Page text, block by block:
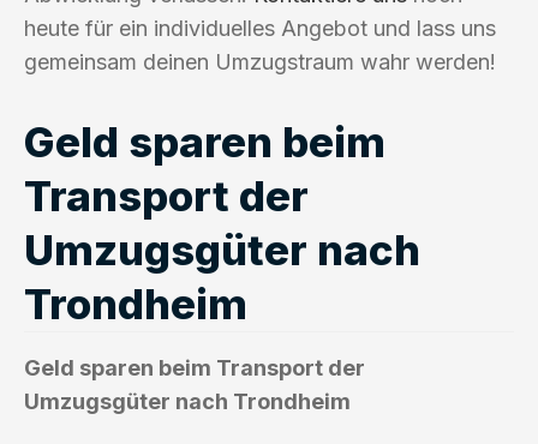
heute für ein individuelles Angebot und lass uns
gemeinsam deinen Umzugstraum wahr werden!
Geld sparen beim
Transport der
Umzugsgüter nach
Trondheim
Geld sparen beim Transport der
Umzugsgüter nach Trondheim